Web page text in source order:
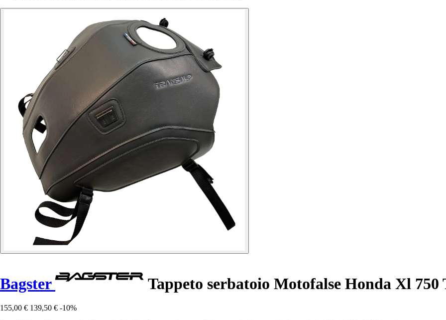
Bagster Tappeto serbatoio Motofalse Honda Xl 750
155,00 € 139,50 € -10%